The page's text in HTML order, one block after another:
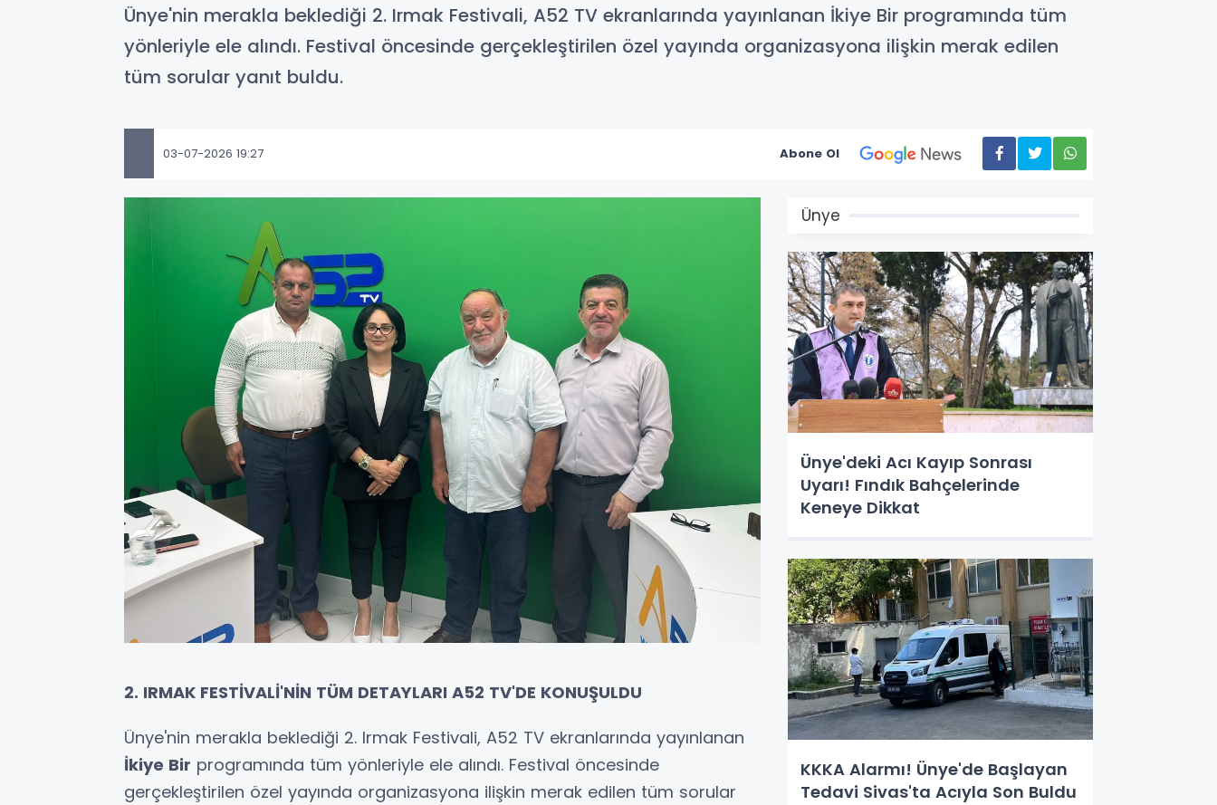
Ünye'nin merakla beklediği 2. Irmak Festivali, A52 TV ekranlarında yayınlanan İkiye Bir programında tüm
yönleriyle ele alındı. Festival öncesinde gerçekleştirilen özel yayında organizasyona ilişkin merak edilen
tüm sorular yanıt buldu.
03-07-2026 19:27 Abone Ol
2. IRMAK FESTİVALİ'NİN TÜM DETAYLARI A52 TV'DE KONUŞULDU
Ünye'nin merakla beklediği 2. Irmak Festivali, A52 TV ekranlarında yayınlanan
İkiye Bir programında tüm yönleriyle ele alındı. Festival öncesinde
gerçekleştirilen özel yayında organizasyona ilişkin merak edilen tüm sorular
Ünye
Ünye'deki Acı Kayıp Sonrası
Uyarı! Fındık Bahçelerinde
Keneye Dikkat
KKKA Alarmı! Ünye'de Başlayan
Tedavi Sivas'ta Acıyla Son Buldu